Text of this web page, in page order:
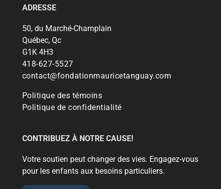
ADRESSE
50, du Marché-Champlain
Québec, Qc
G1K 4H3
418-627-5527
contact@fondationmauricetanguay.com
Politique des témoins
Politique de confidentialité
CONTRIBUEZ À NOTRE CAUSE!
Votre soutien peut changer des vies. Engagez-vous
pour les enfants aux besoins particuliers.